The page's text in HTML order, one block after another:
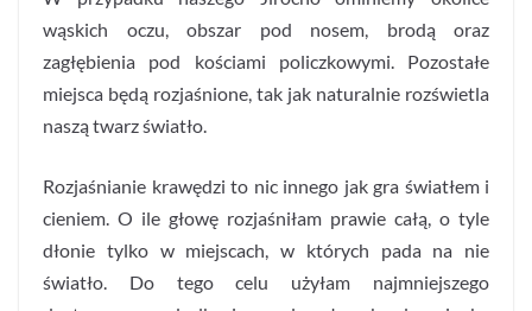
wąskich oczu, obszar pod nosem, brodą oraz
zagłębienia pod kościami policzkowymi. Pozostałe
miejsca będą rozjaśnione, tak jak naturalnie rozświetla
naszą twarz światło.
Rozjaśnianie krawędzi to nic innego jak gra światłem i
cieniem. O ile głowę rozjaśniłam prawie całą, o tyle
dłonie tylko w miejscach, w których pada na nie
światło. Do tego celu użyłam najmniejszego